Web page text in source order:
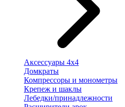
Аксессуары 4х4
Домкраты
Компрессоры и монометры
Крепеж и шаклы
Лебедки/принадлежности